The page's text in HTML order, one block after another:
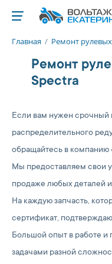
Главная / Ремонт
Ремонт
Spectra
Если вам нужен срочный
распределительного
обращайтесь в компанию
Мы предоставляем свои
продаже любых деталей
На каждую запчасть,
сертификат,
Большой опыт в работе и
задачами разной